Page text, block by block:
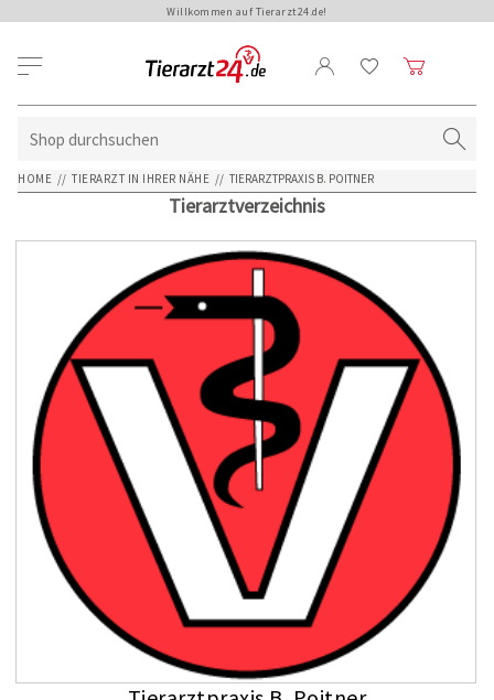
Willkommen auf Tierarzt24.de!
HOME // TIERARZT IN IHRER NÄHE // TIERARZTPRAXIS B. POITNER
Tierarztverzeichnis